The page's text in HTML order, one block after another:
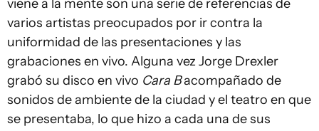
viene a la mente son una serie de referencias de
varios artistas preocupados por ir contra la
uniformidad de las presentaciones y las
grabaciones en vivo. Alguna vez Jorge Drexler
grabó su disco en vivo Cara Bacompañado de
sonidos de ambiente de la ciudad y el teatro en que
se presentaba, lo que hizo a cada una de sus